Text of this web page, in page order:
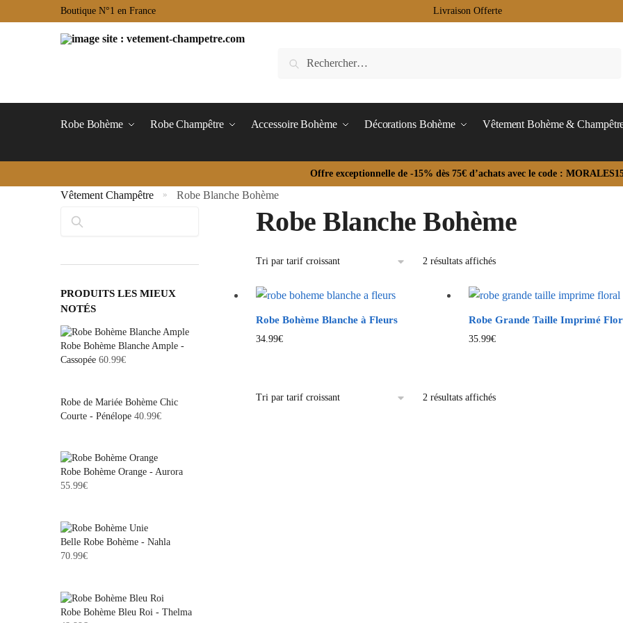
Boutique N°1 en France Livraison Offerte
Robe Bohème Robe Champêtre Accessoire Bohème Décorations Bohème Vêtement Bohème &
Offre exceptionnelle de -15% dès 75€ d’achats avec le code :
Vêtement Champêtre » Robe Blanche Bohème
Robe Blanche Bohème
2 résultats affichés
Robe Bohème Blanche à Fleurs
34.99€
Robe Grande Taille Imprimé
35.99€
2 résultats affichés
PRODUITS LES MIEUX
NOTÉS
Robe Bohème Blanche Ample -
Cassopée 60.99€
Robe de Mariée Bohème Chic
Courte - Pénélope 40.99€
Robe Bohème Orange - Aurora
55.99€
Belle Robe Bohème - Nahla
70.99€
Robe Bohème Bleu Roi - Thelma